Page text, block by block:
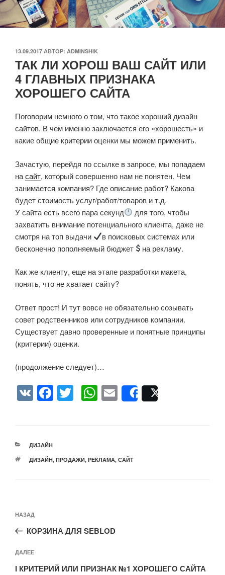
ОПУБЛИКОВАНО
13.09.2017 АВТОР: ADMINSHIK
ТАК ЛИ ХОРОШ ВАШ САЙТ ИЛИ
4 ГЛАВНЫХ ПРИЗНАКА
ХОРОШЕГО САЙТА
Поговорим немного о том, что такое хороший дизайн
сайтов. В чем именно заключается его «хорошесть» и
какие общие критерии оценки мы можем применить.
Зачастую, перейдя по ссылке в запросе, мы попадаем
насайт, который совершенно нам не понятен. Чем
занимается компания? Где описание работ? Какова
будет стоимость услуг/работ/товаров и т.д.
У сайта есть всего пара секунд
для того, чтобы
захватить внимание потенциального клиента, даже не
смотря на топ выдачи
в поисковых системах или
бесконечно пополняемый бюджет
на рекламу.
Как же клиенту, еще на этапе разработки макета,
понять, что не хватает сайту?
Ответ прост! И тут вовсе не обязательно созывать
совет родственников или сотрудников компании.
Существует давно проверенные и понятные принципы
(критерии) оценки.
(продолжение следует)…
V
K
F
a
b
T
wi
W
h
A
E
m
Share
РУБРИКИ
ДИЗАЙН
МЕТКИ
ДИЗАЙН, ПРОДАЖИ, РЕКЛАМА, САЙТ
по
записям
Предыдущая
запись:
НАЗАД
КОРЗИНА ДЛЯ SEBLOD
Следующая
запись
ДАЛЕЕ
I КРИТЕРИЙ ИЛИ ПРИЗНАК №1 ХОРОШЕГО САЙТА